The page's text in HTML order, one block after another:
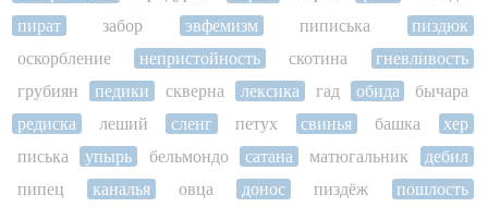
пират
забор эвфемизм пиписька
пиздюк
оскорбление
непристойность скотина
гневливость
грубиян
педики скверна лексика гад обида
бычара
редиска
леший сленг петух свинья башка
хер
писька
упырь бельмондо сатана матюгальник
дебил
пипец
каналья овца донос пиздёж
пошлость